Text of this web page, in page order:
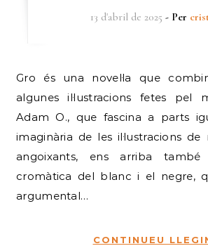
13 d'abril de 2025 - Per
Gro és una novel·la que combina el text amb
algunes il·lustracions fetes pel
Adam O., que fascina a parts
imaginària de les il·lustracions
angoixants, ens arriba
cromàtica del blanc i el negre,
argumental…
CONTINUEU